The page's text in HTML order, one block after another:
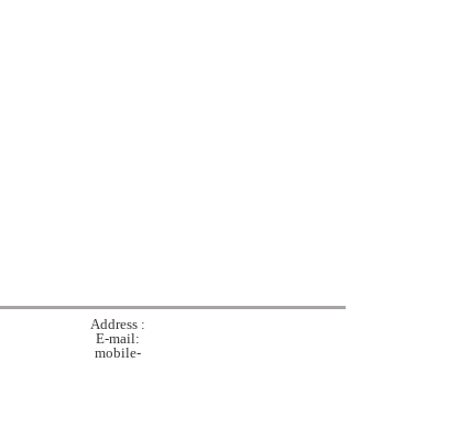
১৫ লাখ টাকার ভারতীয় পণ্য জব্দ
Address :
E-mail:
mobile-